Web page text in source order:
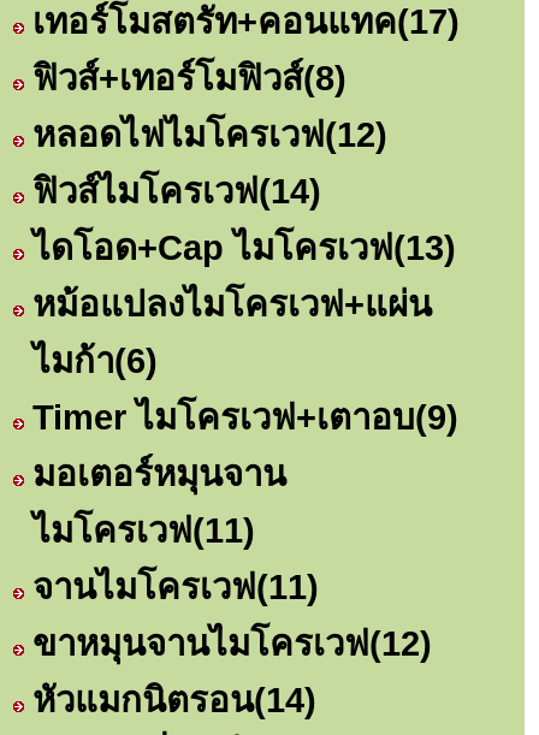
เทอร์โมสตรัท+คอนแทค(17)
ฟิวส์+เทอร์โมฟิวส์(8)
หลอดไฟไมโครเวฟ(12)
ฟิวส์ไมโครเวฟ(14)
ไดโอด+Cap ไมโครเวฟ(13)
หม้อแปลงไมโครเวฟ+แผ่น
ไมก้า(6)
Timer ไมโครเวฟ+เตาอบ(9)
มอเตอร์หมุนจาน
ไมโครเวฟ(11)
จานไมโครเวฟ(11)
ขาหมุนจานไมโครเวฟ(12)
หัวแมกนิตรอน(14)